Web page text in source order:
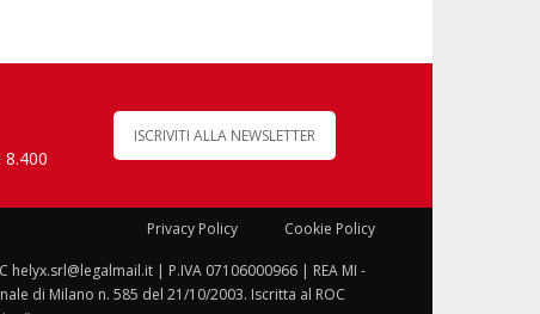
ISCRIVITI ALLA NEWSLETTER
Privacy Policy Cookie Policy
| P.IVA 07106000966 | REA MI -
di Milano n. 585 del 21/10/2003. Iscritta al ROC